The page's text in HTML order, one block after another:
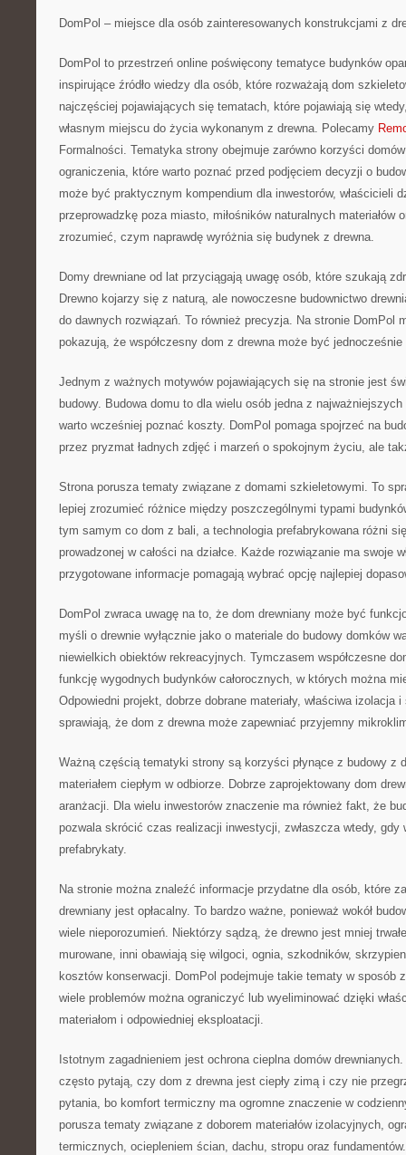
DomPol – miejsce dla osób zainteresowanych konstrukcjami z
DomPol to przestrzeń online poświęcony tematyce budynków
inspirujące źródło wiedzy dla osób, które rozważają dom
najczęściej pojawiających się tematach, które pojawiają się
własnym miejscu do życia wykonanym z drewna. Polecamy
Formalności. Tematyka strony obejmuje zarówno korzyści
ograniczenia, które warto poznać przed podjęciem decyzji o
może być praktycznym kompendium dla inwestorów, właścicieli
przeprowadzkę poza miasto, miłośników naturalnych
zrozumieć, czym naprawdę wyróżnia się budynek z drewna.
Domy drewniane od lat przyciągają uwagę osób, które szukają
Drewno kojarzy się z naturą, ale nowoczesne budownictwo
do dawnych rozwiązań. To również precyzja. Na stronie DomPol
pokazują, że współczesny dom z drewna może być jednocześnie
Jednym z ważnych motywów pojawiających się na stronie jest
budowy. Budowa domu to dla wielu osób jedna z
warto wcześniej poznać koszty. DomPol pomaga spojrzeć na
przez pryzmat ładnych zdjęć i marzeń o spokojnym życiu, ale
Strona porusza tematy związane z domami szkieletowymi. To
lepiej zrozumieć różnice między poszczególnymi typami
tym samym co dom z bali, a technologia prefabrykowana różni
prowadzonej w całości na działce. Każde rozwiązanie ma swoje
przygotowane informacje pomagają wybrać opcję najlepiej
DomPol zwraca uwagę na to, że dom drewniany może być
myśli o drewnie wyłącznie jako o materiale do budowy domków
niewielkich obiektów rekreacyjnych. Tymczasem współczesne
funkcję wygodnych budynków całorocznych, w których można
Odpowiedni projekt, dobrze dobrane materiały, właściwa izolacja
sprawiają, że dom z drewna może zapewniać przyjemny
Ważną częścią tematyki strony są korzyści płynące z budowy z
materiałem ciepłym w odbiorze. Dobrze zaprojektowany dom
aranżacji. Dla wielu inwestorów znaczenie ma również fakt, że
pozwala skrócić czas realizacji inwestycji, zwłaszcza wtedy, gdy
prefabrykaty.
Na stronie można znaleźć informacje przydatne dla osób, które
drewniany jest opłacalny. To bardzo ważne, ponieważ wokół
wiele nieporozumień. Niektórzy sądzą, że drewno jest mniej
murowane, inni obawiają się wilgoci, ognia, szkodników,
kosztów konserwacji. DomPol podejmuje takie tematy w sposób
wiele problemów można ograniczyć lub wyeliminować dzięki
materiałom i odpowiedniej eksploatacji.
Istotnym zagadnieniem jest ochrona cieplna domów
często pytają, czy dom z drewna jest ciepły zimą i czy nie
pytania, bo komfort termiczny ma ogromne znaczenie w
porusza tematy związane z doborem materiałów izolacyjnych,
termicznych, ociepleniem ścian, dachu, stropu oraz